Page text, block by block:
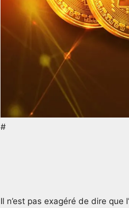
#
Il n’est pas exagéré de dire